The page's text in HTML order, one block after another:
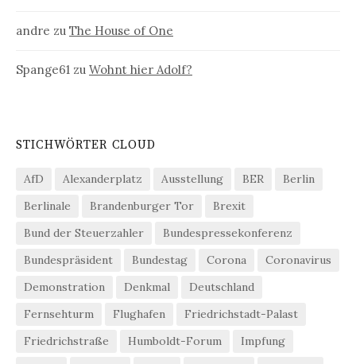
andre zu The House of One
Spange61 zu Wohnt hier Adolf?
STICHWÖRTER CLOUD
AfD Alexanderplatz Ausstellung BER
Berlin
Berlinale
Brandenburger Tor
Brexit
Bund der Steuerzahler
Bundespressekonferenz
Bundespräsident
Bundestag Corona
Coronavirus
Demonstration
Denkmal
Deutschland
Fernsehturm
Flughafen
Friedrichstadt-Palast
Friedrichstraße
Humboldt-Forum
Impfung